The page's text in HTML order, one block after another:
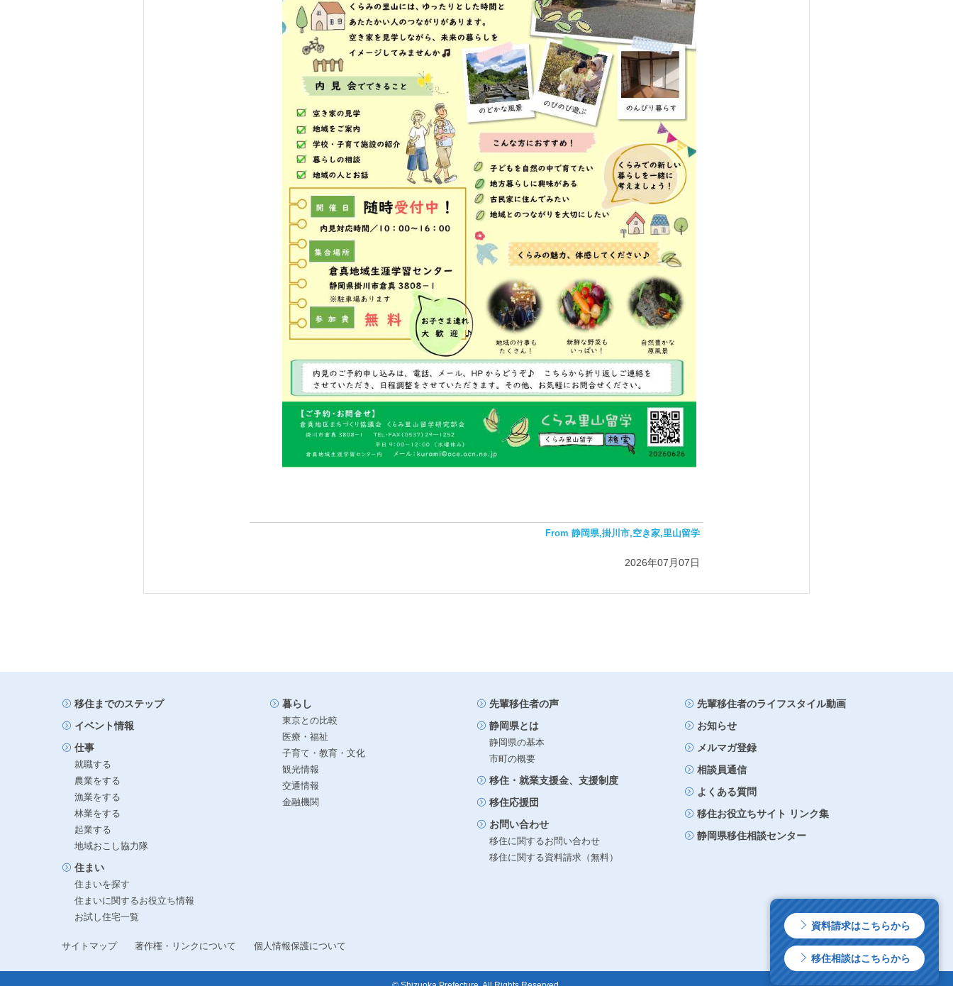
From 静岡県,掛川市,空き家,里山留学
2026年07月07日
移住までのステップ
イベント情報
仕事
就職する
農業をする
漁業をする
林業をする
起業する
地域おこし協力隊
住まい
住まいを探す
住まいに関するお役立ち情報
お試し住宅一覧
暮らし
東京との比較
医療・福祉
子育て・教育・文化
観光情報
交通情報
金融機関
先輩移住者の声
静岡県とは
静岡県の基本
市町の概要
移住・就業支援金、支援制度
移住応援団
お問い合わせ
移住に関するお問い合わせ
移住に関する資料請求（無料）
先輩移住者のライフスタイル動画
お知らせ
メルマガ登録
相談員通信
よくある質問
移住お役立ちサイト リンク集
静岡県移住相談センター
サイトマップ 著作権・リンクについて 個人情報保護について
資料請求はこちらから
移住相談はこちらから